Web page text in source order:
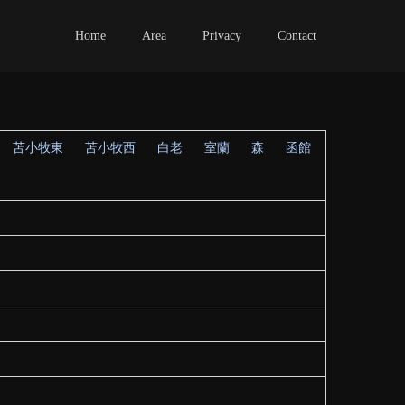
Home Area Privacy Contact
苫小牧東 苫小牧西 白老 室蘭 森 函館